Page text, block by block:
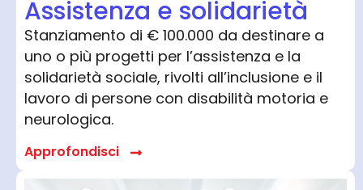
Assistenza e solidarietà
Stanziamento di € 100.000 da destinare a
uno o più progetti per l’assistenza e la
solidarietà sociale, rivolti all’inclusione e il
lavoro di persone con disabilità motoria e
neurologica.
Approfondisci